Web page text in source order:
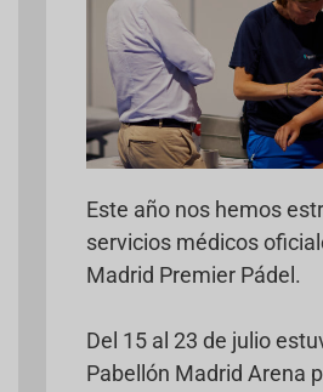
Este año nos hemos
servicios médicos
Madrid Premier Pádel.
Del 15 al 23 de julio
Pabellón Madrid Arena